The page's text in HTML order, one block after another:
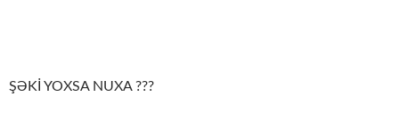
ŞƏKİ YOXSA NUXA ???